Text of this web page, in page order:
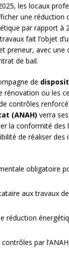
les locaux
une réduction
par rapport à
fait l’objet
preneur, avec une
de bail.
de
rénovation ou les
contrôles
(ANAH) verra
la conformité des
de réaliser des
obligatoire
aux travaux
réduction
par l’ANAH